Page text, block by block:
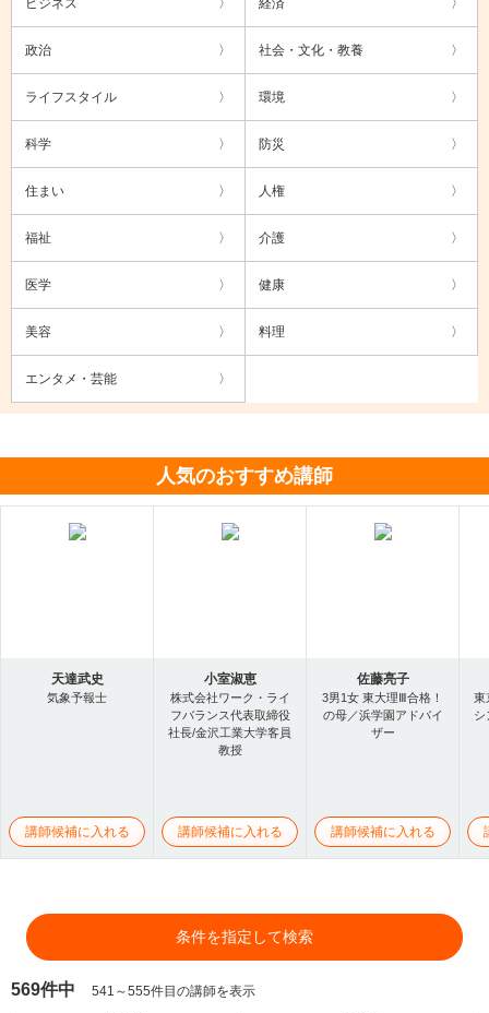
ビジネス 経済
政治 社会・文化・教養
ライフスタイル 環境
科学 防災
住まい 人権
福祉 介護
医学 健康
美容 料理
エンタメ・芸能
人気のおすすめ講師
天達武史
気象予報士
講師候補に入れる
小室淑恵
株式会社ワーク・ライ
フバランス代表取締役
社長/金沢工業大学客員
教授
講師候補に入れる
佐藤亮子
3男1女 東大理Ⅲ合格！
の母／浜学園アドバイ
ザー
講師候補に入れる
東
シ
条件を指定して検索
569件中 541～555件目の講師を表示